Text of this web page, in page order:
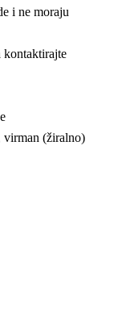
i ne moraju
kontaktirajte
virman (žiralno)